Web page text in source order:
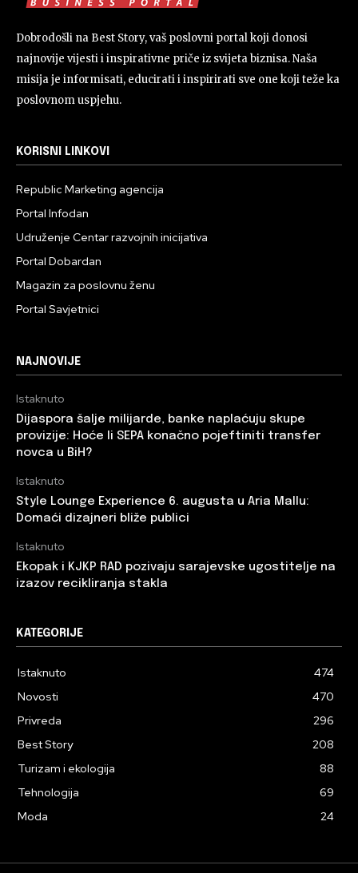
Dobrodošli na Best Story, vaš poslovni portal koji donosi
najnovije vijesti i inspirativne priče iz svijeta biznisa. Naša
misija je informisati, educirati i inspirirati sve one koji teže ka
poslovnom uspjehu.
KORISNI LINKOVI
Republic Marketing agencija
Portal Infodan
Udruženje Centar razvojnih inicijativa
Portal Dobardan
Magazin za poslovnu ženu
Portal Savjetnici
NAJNOVIJE
Istaknuto
Dijaspora šalje milijarde, banke naplaćuju skupe
provizije: Hoće li SEPA konačno pojeftiniti transfer
novca u BiH?
Istaknuto
Style Lounge Experience 6. augusta u Aria Mallu:
Domaći dizajneri bliže publici
Istaknuto
Ekopak i KJKP RAD pozivaju sarajevske ugostitelje na
izazov recikliranja stakla
KATEGORIJE
Istaknuto
474
Novosti
470
Privreda
296
Best Story
208
Turizam i ekologija
88
Tehnologija
69
Moda
24